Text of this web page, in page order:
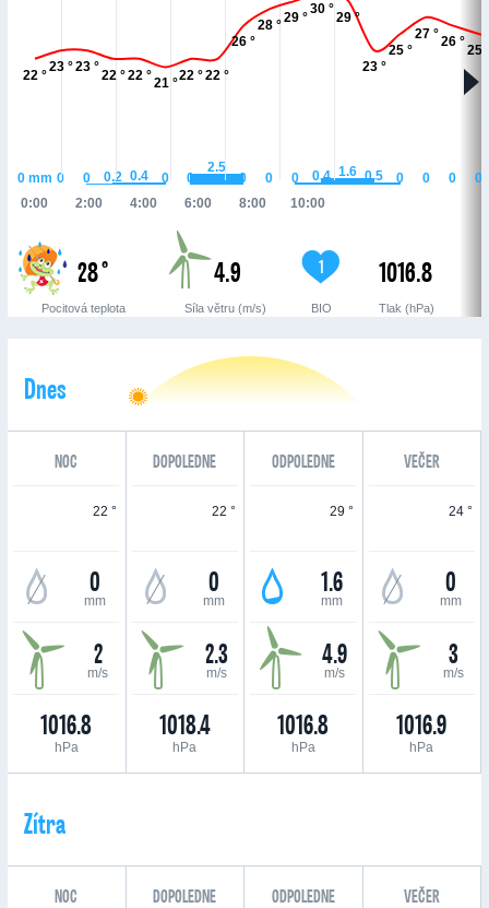
22 °
23 °23 °
22 °22 °
21 °
22 °22 °
26 °
28 °
29 °
30 °
29 °
23 °
25 °
27 °
26 °
25
0:00 2:00 4:00 6:00 8:00 10:00
0mm 0 0 0.2 0.4 0 0
2.5
0 0 0 0.4 1.6 0.5 0 0 0 0
28 °
Pocitová teplota
4.9
Síla větru (m/s)
1
BIO
1016.8
Tlak (hPa)
Dnes
NOC DOPOLEDNE ODPOLEDNE VEČER
22 °
0
mm
2
m/s
1016.8
hPa
22 °
0
mm
2.3
m/s
1018.4
hPa
29 °
1.6
mm
4.9
m/s
1016.8
hPa
24 °
0
mm
3
m/s
1016.9
hPa
Zítra
NOC DOPOLEDNE ODPOLEDNE VEČER